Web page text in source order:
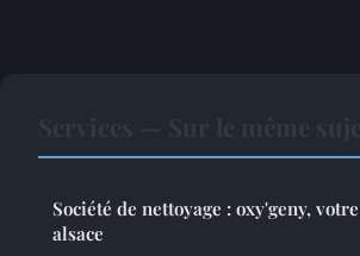
Société de nettoyage : oxy'geny,
alsace